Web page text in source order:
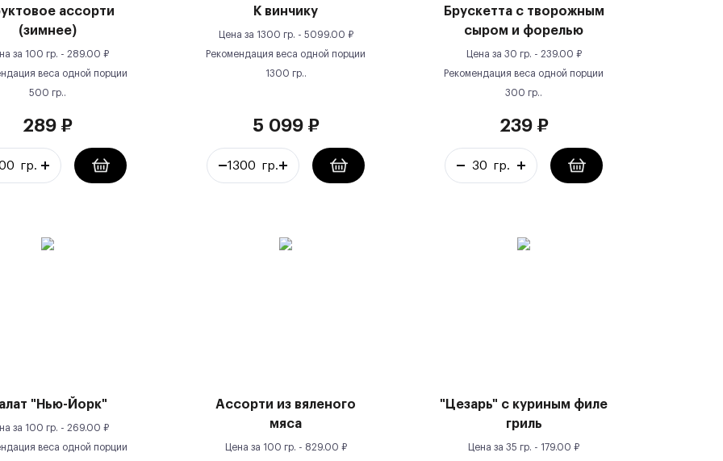
ассорти
(зимнее)
за 100 гр. - 289.00 ₽
веса одной порции
500 гр..
289 ₽
К винчику
Цена за 1300 гр. - 5099.00 ₽
Рекомендация веса одной порции
1300 гр..
5 099₽
Брускетта с творожным
сыром и форелью
Цена за 30 гр. - 239.00 ₽
Рекомендация веса одной порции
300 гр..
239₽
"Нью-Йорк"
за 100 гр. - 269.00 ₽
веса одной порции
Ассорти из вяленого
мяса
Цена за 100 гр. - 829.00 ₽
"Цезарь" с куриным филе
гриль
Цена за 35 гр. - 179.00 ₽